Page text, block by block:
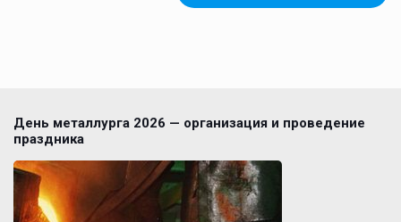
День металлурга 2026 — организация и проведение
праздника